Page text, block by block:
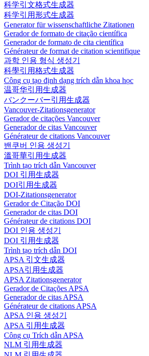
科学引文格式生成器
科学引用形式生成器
Generator für wissenschaftliche Zitationen
Gerador de formato de citação científica
Generador de formato de cita científica
Générateur de format de citation scientifique
과학 인용 형식 생성기
科學引用格式生成器
Công cụ tạo định dạng trích dẫn khoa học
温哥华引用生成器
バンクーバー引用生成器
Vancouver-Zitationsgenerator
Gerador de citações Vancouver
Generador de citas Vancouver
Générateur de citations Vancouver
밴쿠버 인용 생성기
溫哥華引用生成器
Trình tạo trích dẫn Vancouver
DOI 引用生成器
DOI引用生成器
DOI-Zitationsgenerator
Gerador de Citação DOI
Generador de citas DOI
Générateur de citations DOI
DOI 인용 생성기
DOI 引用生成器
Trình tạo trích dẫn DOI
APSA 引文生成器
APSA引用生成器
APSA Zitationsgenerator
Gerador de Citações APSA
Generador de citas APSA
Générateur de citations APSA
APSA 인용 생성기
APSA 引用生成器
Công cụ Trích dẫn APSA
NLM 引用生成器